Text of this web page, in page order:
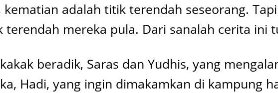
kematian adalah titik terendah seseorang.
mereka pula. Dari sanalah cerita ini
beradik, Saras dan Yudhis, yang
Hadi, yang ingin dimakamkan di kampung